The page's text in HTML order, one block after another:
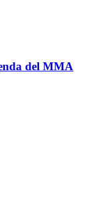
del MMA